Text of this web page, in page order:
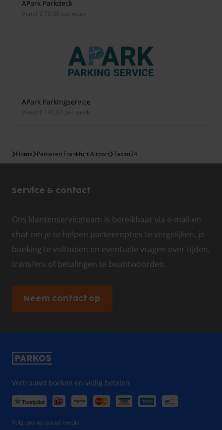
APark Parkdeck
vanaf € 70,00 per week
APark Parkingservice
vanaf € 140,00 per week
Home Parkeren Frankfurt Airport Taxim24
Service & contact
Ons klantenserviceteam is bereikbaar via e-mail en
chat om je te helpen parkeeropties te vergelijken, je
boeking te voltooien en eventuele vragen over tijden,
transfers of betalingen te beantwoorden.
Neem contact op
Vertrouwd boeken en veilig betalen
Volg ons op social media